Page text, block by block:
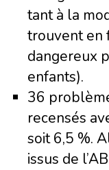
tant à la
trouvent en
dangereux
enfants).
36
recensés
soit 6,5 %.
issus de